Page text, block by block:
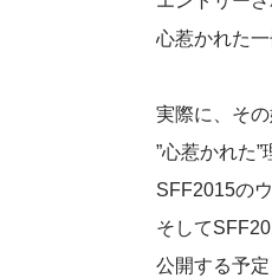
心惹かれた
実際に、そ
”心惹かれた
SFF2015のウ
そして
公開する予定